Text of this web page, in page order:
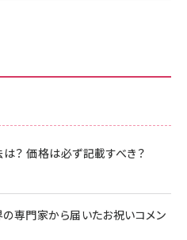
？ 価格は必ず記載すべき？
専門家から届いたお祝いコメン